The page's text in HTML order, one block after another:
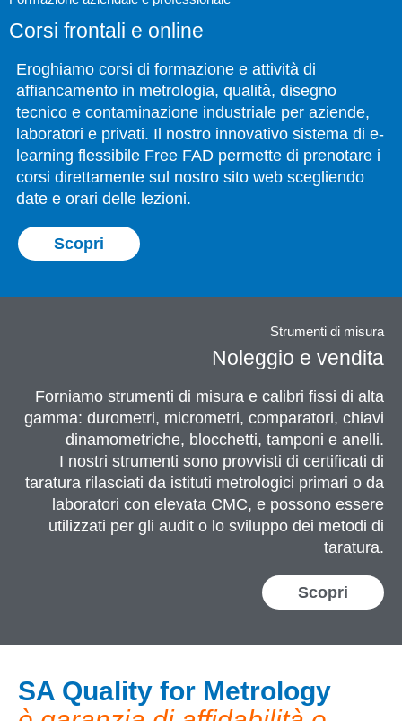
Corsi frontali e online
Eroghiamo corsi di formazione e attività di
affiancamento in metrologia, qualità, disegno
tecnico e contaminazione industriale per aziende,
laboratori e privati. Il nostro innovativo sistema di e-
learning flessibile Free FAD permette di prenotare i
corsi direttamente sul nostro sito web scegliendo
date e orari delle lezioni.
Scopri
Strumenti di misura
Noleggio e vendita
Forniamo strumenti di misura e calibri fissi di alta
gamma: durometri, micrometri, comparatori, chiavi
dinamometriche, blocchetti, tamponi e anelli.
I nostri strumenti sono provvisti di certificati di
taratura rilasciati da istituti metrologici primari o da
laboratori con elevata CMC, e possono essere
utilizzati per gli audit o lo sviluppo dei metodi di
taratura.
Scopri
SA Quality for Metrology